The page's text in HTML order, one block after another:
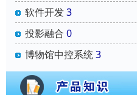
软件开发3
投影融合 0
博物馆中控系统3